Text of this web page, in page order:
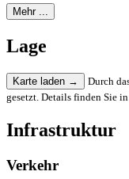
Mehr ...
Lage
Karte laden →
Durch
gesetzt. Details finden Sie
Infrastruktur
Verkehr